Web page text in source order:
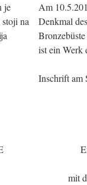
je
na
Am
Denkmal
ist ein Werk
Inschrift am
mit